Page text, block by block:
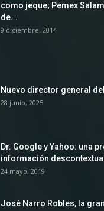
como jeque; Pemex
de...
9 diciembre, 2014
Nuevo director general
28 junio, 2025
Dr. Google y Yahoo: una
información
24 mayo, 2019
José Narro Robles, la